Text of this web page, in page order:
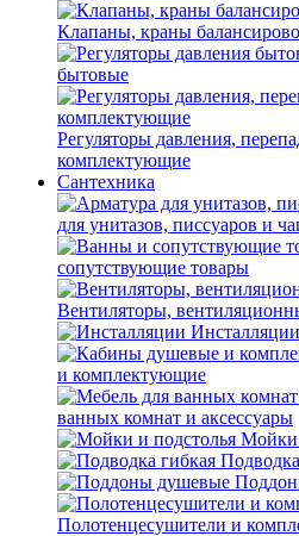
Клапаны, краны
бытовые
Регуляторы давления,
комплектующие
Сантехника
для унитазов, писсуаров и
сопутствующие товары
Вентиляторы,
Инсталляции
и комплектующие
ванных комнат и аксессуары
Мойки
Полотенцесушители и